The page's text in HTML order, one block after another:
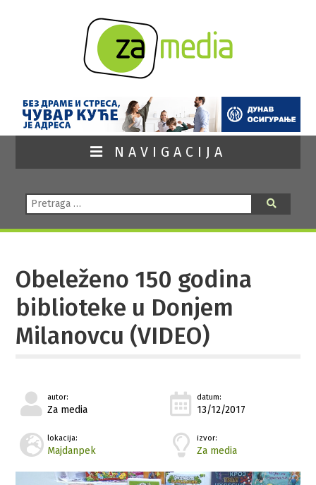
NAVIGACIJA
Pretraga:
Obeleženo 150 godina
biblioteke u Donjem
Milanovcu (VIDEO)
autor:
Za media
datum:
13/12/2017
lokacija:
Majdanpek
izvor:
Za media